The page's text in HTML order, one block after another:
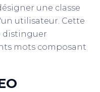
une classe
utilisateur. Cette
distinguer
mots composant